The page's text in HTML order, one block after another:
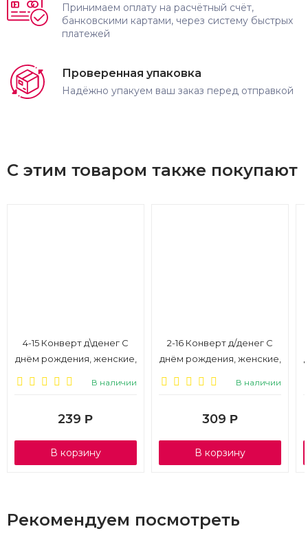
Принимаем оплату на расчётный счёт,
банковскими картами, через систему быстрых
платежей
Проверенная упаковка
Надёжно упакуем ваш заказ перед отправкой
С этим товаром также покупают
4-15 Конверт д\денег С
днём рождения, женские,
В наличии
239 Р
В корзину
2-16 Конверт д/денег С
днём рождения, женские,
В наличии
309 Р
В корзину
Рекомендуем посмотреть